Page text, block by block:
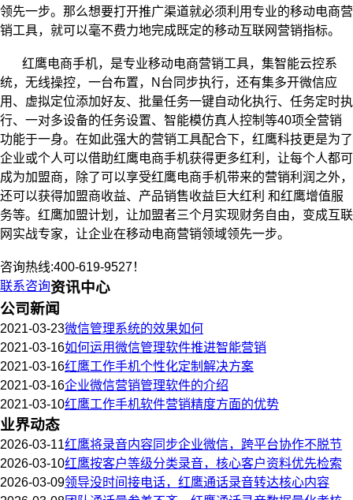
领先一步。那么想要打开推广渠道就必须利用专业的移动电商营
销工具，就可以毫不费力地完成既定的移动互联网营销指标。
红鹰电商手机，是专业移动电商营销工具，集智能云控系
统，无线操控，一台布置，
N 台同步执行，还有集多开微信应
用、虚拟定位添加好友、批量任务一键自动化执行、任务定时执
行、一对多设备的任务设置、智能模仿真人控制等40项全营销
功能于一身。在如此强大的营销工具配合下，红鹰科技更是为了
企业或个人可以借助红鹰电商手机获得更多红利，让每个人都可
成为加盟商，除了可以享受红鹰电商手机带来的营销利润之外，
还可以获得加盟商收益、产品销售收益巨大红利 和红鹰增值服
务等。红鹰加盟计划，让加盟者三个月实现财务自由，变成互联
网实战专家，让企业在移动电商营销领域领先一步。
咨询热线:400-619-9527！
联系咨询资讯中心
公司新闻
2021-03-23微信管理系统的效果如何
2021-03-16如何运用微信管理软件推进智能营销
2021-03-16红鹰工作手机个性化定制解决方案
2021-03-16企业微信营销管理软件的介绍
2021-03-10红鹰工作手机软件营销精度方面的优势
业界动态
2026-03-11红鹰将录音内容同步企业微信，跨平台协作不脱节
2026-03-10红鹰按客户等级分类录音，核心客户资料优先检索
2026-03-09领导没时间接电话，红鹰通话录音转达核心内容